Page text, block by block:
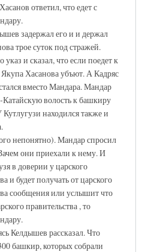
ответил, что едет с
задержал его и и держал
трое суток под стражей.
указ и сказал, что если поедет к
Хасанова убъют. А Кадряс
вместо Мандара. Мандар
Катайскую волость к башкиру
Кутлугузи находился также и
непонятно). Мандар спросил
они приехали к нему. И
в доверии у царского
и будет получать от царского
сообщения или услышит что
правительства , то
Келдышев рассказал. Что
башкир, которых собрали